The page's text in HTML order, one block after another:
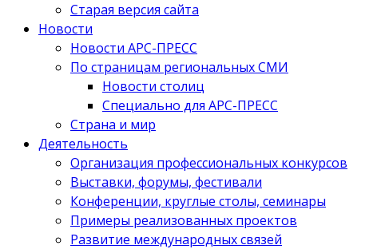
Старая версия сайта
Новости
Новости АРС-ПРЕСС
По страницам региональных СМИ
Новости столиц
Специально для АРС-ПРЕСС
Страна и мир
Деятельность
Организация профессиональных конкурсов
Выставки, форумы, фестивали
Конференции, круглые столы, семинары
Примеры реализованных проектов
Развитие международных связей